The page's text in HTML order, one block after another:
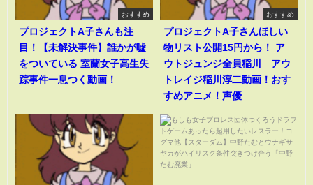
おすすめ
プロジェクトA子さんも注
目！【未解決事件】誰かが嘘
をついている 室蘭女子高生失
踪事件一息つく動画！
おすすめ
プロジェクトA子さんほしい
物リスト公開15円から！ ア
ウトジュンジ全員稲川 アウ
トレイジ稲川淳二動画！おす
すめアニメ！声優